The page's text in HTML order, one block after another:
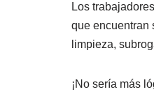
Los
que encuentran
limpieza,
¡No sería más